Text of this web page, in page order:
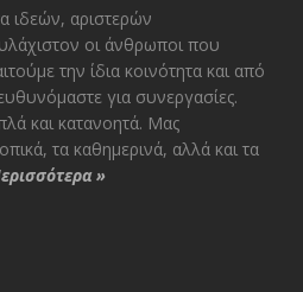
ιδεών, αριστερών
οι άνθρωποι που
την ίδια κοινότητα και από
για συνεργασίες.
και κατανοητά. Μας
τα καθημερινά, αλλά και τα
»